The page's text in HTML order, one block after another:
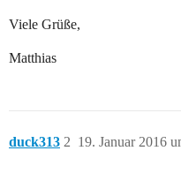
Viele Grüße,
Matthias
duck313 19. Januar 2016
2